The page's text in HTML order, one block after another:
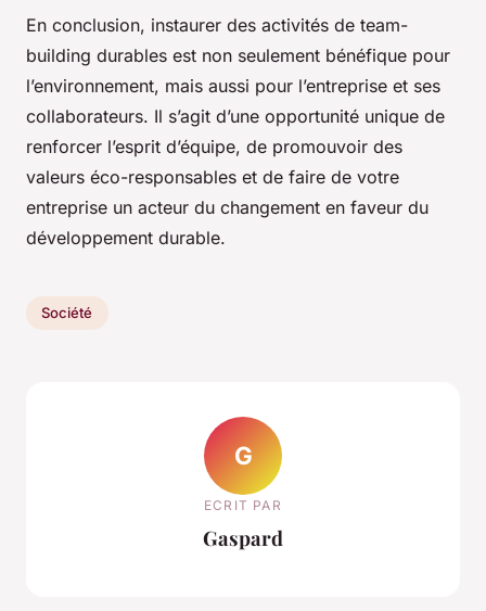
En conclusion, instaurer des activités de team-
building durables est non seulement bénéfique pour
l’environnement, mais aussi pour l’entreprise et ses
collaborateurs. Il s’agit d’une opportunité unique de
renforcer l’esprit d’équipe, de promouvoir des
valeurs éco-responsables et de faire de votre
entreprise un acteur du changement en faveur du
développement durable.
Société
G
ECRIT PAR
Gaspard